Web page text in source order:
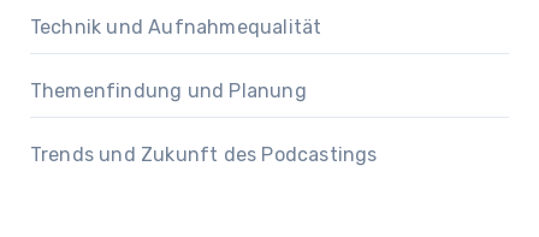
Technik und Aufnahmequalität
Themenfindung und Planung
Trends und Zukunft des Podcastings